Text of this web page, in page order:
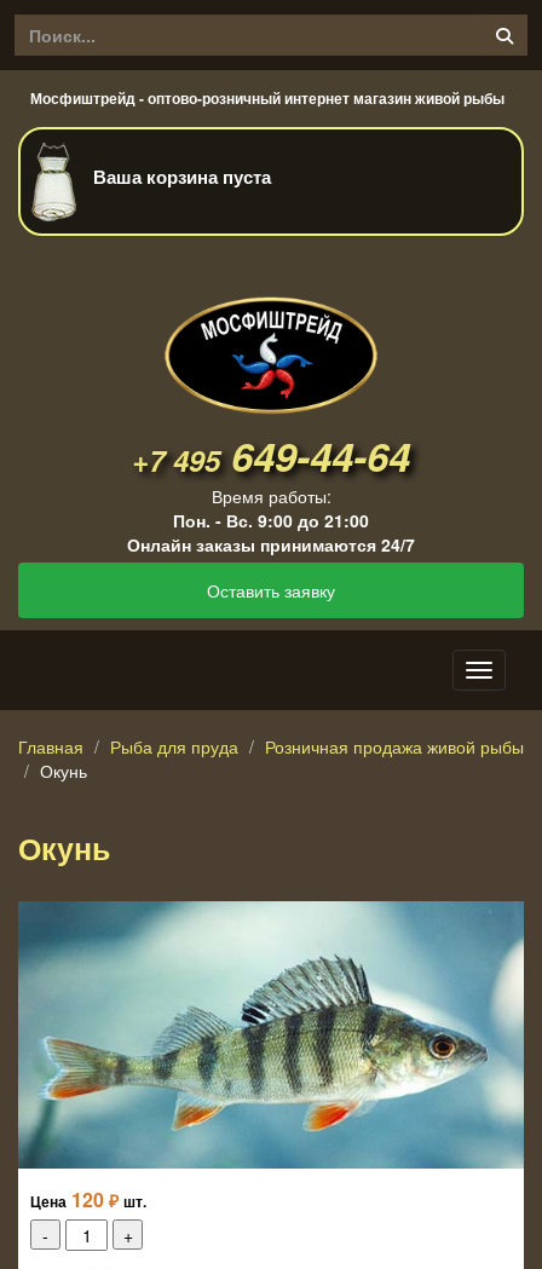
Мосфиштрейд - оптово-розничный интернет магазин живой рыбы
Ваша корзина пуста
+7 495649-44-64
Время работы:
Пон. - Вс. 9:00 до 21:00
Онлайн заказы принимаются 24/7
Оставить заявку
Главная Рыба для пруда
Розничная продажа живой рыбы
Окунь
Окунь
Цена 120 ₽ шт.